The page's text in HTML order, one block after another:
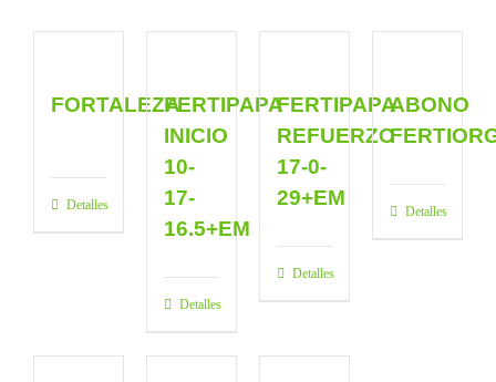
FORTALEZA
Detalles
FERTIPAPA
INICIO
10-
17-
16.5+EM
Detalles
FERTIPAPA
REFUERZO
17-0-
29+EM
Detalles
ABONO
Detalles